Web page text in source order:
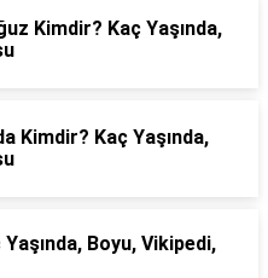
Kimdir? Kaç Yaşında,
Kimdir? Kaç Yaşında,
Boyu, Vikipedi,